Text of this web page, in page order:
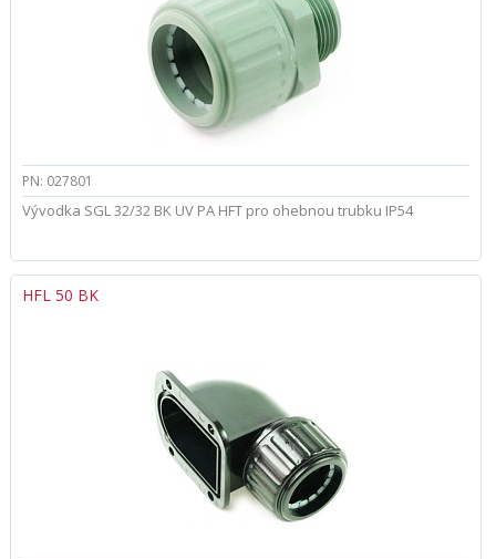
PN: 027801
Vývodka SGL 32/32 BK UV PA HFT pro ohebnou trubku IP54
HFL 50 BK